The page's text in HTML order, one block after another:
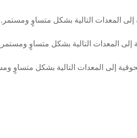
إلى المعدات التالية بشكل متساوٍ
إلى المعدات التالية بشكل متساوٍ
إلى المعدات التالية بشكل متساوٍ